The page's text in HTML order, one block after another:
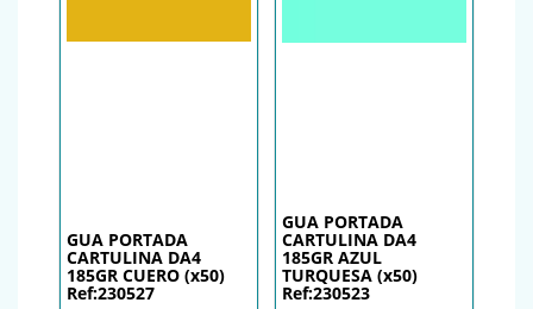
GUA PORTADA
CARTULINA DA4
185GR CUERO (x50)
Ref:230527
GUA PORTADA
CARTULINA DA4
185GR AZUL
TURQUESA (x50)
Ref:230523